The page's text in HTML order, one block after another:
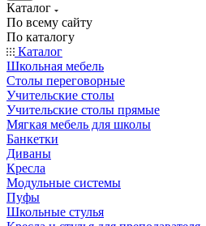
Каталог
По всему сайту
По каталогу
Каталог
Школьная мебель
Столы переговорные
Учительские столы
Учительские столы прямые
Мягкая мебель для школы
Банкетки
Диваны
Кресла
Модульные системы
Пуфы
Школьные стулья